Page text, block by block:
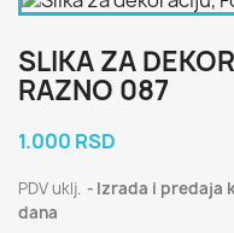
SLIKA ZA
RAZNO 087
1.000 RSD
PDV uklj.
Izrada i predaja
dana